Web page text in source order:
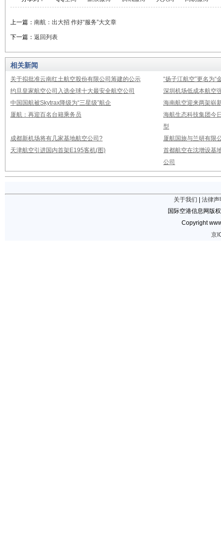
上一篇： 南航：出大招 作好“服务”大文章
下一篇： 返回列表
相关新闻
关于拟批准云南红土航空股份有限公司筹建的公示
“扬子江航空”更名为“
约旦皇家航空公司入选全球十大最安全航空公司
深圳机场低成本航空
中国国航被Skytrax降级为“三星级”航企
海南航空迎来两架崭
厦航：再迎百名台籍乘务员
海航生态科技集团今
型
成都新机场将有几家基地航空公司?
厦航国旅与兰研有限
天津航空引进国内首架E195客机(图)
首都航空在沈增设基
公司
关于我们
法律声
国际空港信息网版
Copyright
京